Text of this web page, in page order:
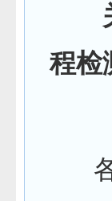
关
程检
各